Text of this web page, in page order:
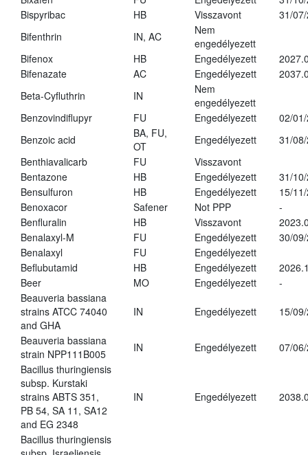
Bispyribac
HB Visszavont
31/
Bifenthrin
IN, AC
Nem
engedélyezett
Bifenox
HB Engedélyezett
Bifenazate
AC Engedélyezett
Beta-Cyfluthrin
IN
Nem
engedélyezett
Benzovindiflupyr
FU Engedélyezett
02/
Benzoic acid
BA, FU,
OT
Engedélyezett
31/
Benthiavalicarb
FU
Visszavont
Bentazone
HB Engedélyezett
31/
Bensulfuron
HB Engedélyezett
15/
Benoxacor
Safener Not PPP
-
Benfluralin
HB Visszavont
Benalaxyl-M
FU Engedélyezett
30/
Benalaxyl
FU
Engedélyezett
Beflubutamid
HB Engedélyezett
Beer
MO Engedélyezett
-
Beauveria bassiana
strains ATCC 74040
and GHA
IN Engedélyezett 15/
Beauveria bassiana
strain NPP111B005
IN Engedélyezett
07/
Bacillus thuringiensis
subsp. Kurstaki
strains ABTS 351,
PB 54, SA 11, SA12
and EG 2348
IN Engedélyezett
Bacillus thuringiensis